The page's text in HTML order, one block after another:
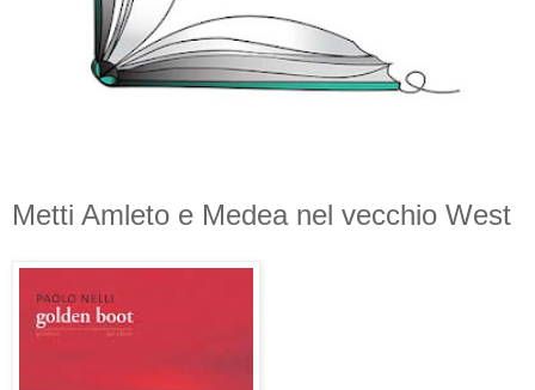
Metti Amleto e Medea nel vecchio West